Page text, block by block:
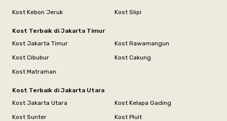
Kost Kebon Jeruk
Kost Slipi
Kost Terbaik di Jakarta Timur
Kost Jakarta Timur
Kost Rawamangun
Kost Cibubur
Kost Cakung
Kost Matraman
Kost Terbaik di Jakarta Utara
Kost Jakarta Utara
Kost Kelapa Gading
Kost Sunter
Kost Pluit